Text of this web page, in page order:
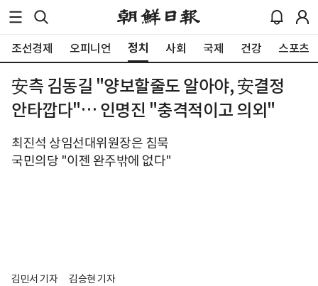
조선경제 오피니언 정치 사회 국제 건강 스포츠
安측 김동길 "양보할줄도 알아야, 安결정
안타깝다"… 인명진 "충격적이고 의외"
최진석 상임선대위원장은 침묵
국민의당 "이젠 완주밖에 없다"
김민서 기자
김승현 기자